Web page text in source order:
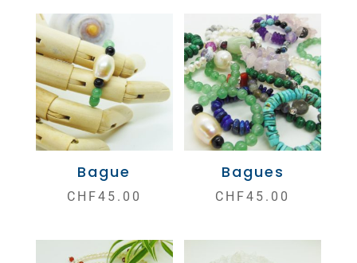
Bague
CHF45.00
Bagues
CHF45.00